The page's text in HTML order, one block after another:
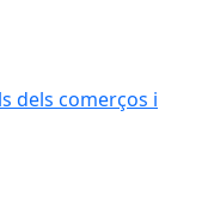
dels comerços i